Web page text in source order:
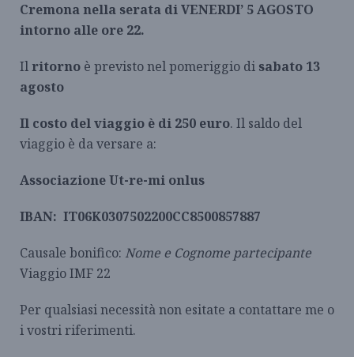
Cremona nella serata di VENERDI’ 5 AGOSTO
intorno alle ore 22.
Ilritorno è previsto nel pomeriggio di sabato 13
agosto
Il costo del viaggio è di 250 euro. Il saldo del
viaggio è da versare a:
Associazione Ut-re-mi onlus
IBAN: IT06K0307502200CC8500857887
Causale bonifico: Nome e Cognome partecipante
Viaggio IMF 22
Per qualsiasi necessità non esitate a contattare me o
i vostri riferimenti.